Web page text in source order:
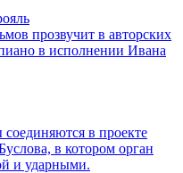
прозвучит в авторских
в исполнении Ивана
в проекте
в котором орган
и ударными.